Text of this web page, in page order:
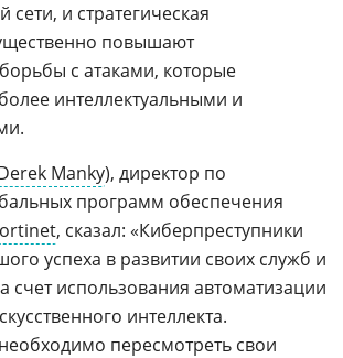
сети, и стратегическая
повышают
с атаками, которые
интеллектуальными и
Manky), директор по
программ обеспечения
, сказал: «Киберпреступники
успеха в развитии своих служб и
счет использования автоматизации
интеллекта.
пересмотреть свои